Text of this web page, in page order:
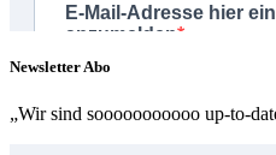
Newsletter Abo
„Wir sind sooooooooooo up-to-